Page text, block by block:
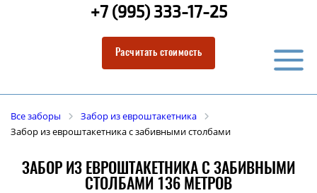
+7 (995) 333-17-25
Расчитать стоимость
Все заборы
Забор из евроштакетника
Забор из евроштакетника с забивными столбами
ЗАБОР ИЗ ЕВРОШТАКЕТНИКА С ЗАБИВНЫМИ
СТОЛБАМИ 136 МЕТРОВ